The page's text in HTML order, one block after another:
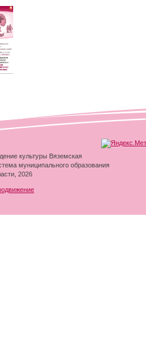
культуры Вяземская
муниципального образования
2026